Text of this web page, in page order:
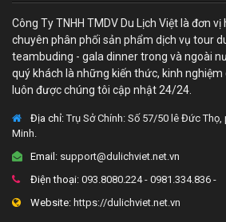
Công Ty TNHH TMDV Du Lịch Việt là đơn
chuyên phân phối sản phẩm dịch vụ tour
teambuding - gala dinner trong và ngoài
quý khách là những kiến thức, kinh nghiệm
luôn được chúng tôi cập nhật 24/24.
Địa chỉ:Trụ Sở Chính: Số 57/50 lê Đức Thọ,
Minh.
Email: support@dulichviet.net.vn
Điện thoại: 093.8080.224 - 0981.334.836 -
Website: https://dulichviet.net.vn